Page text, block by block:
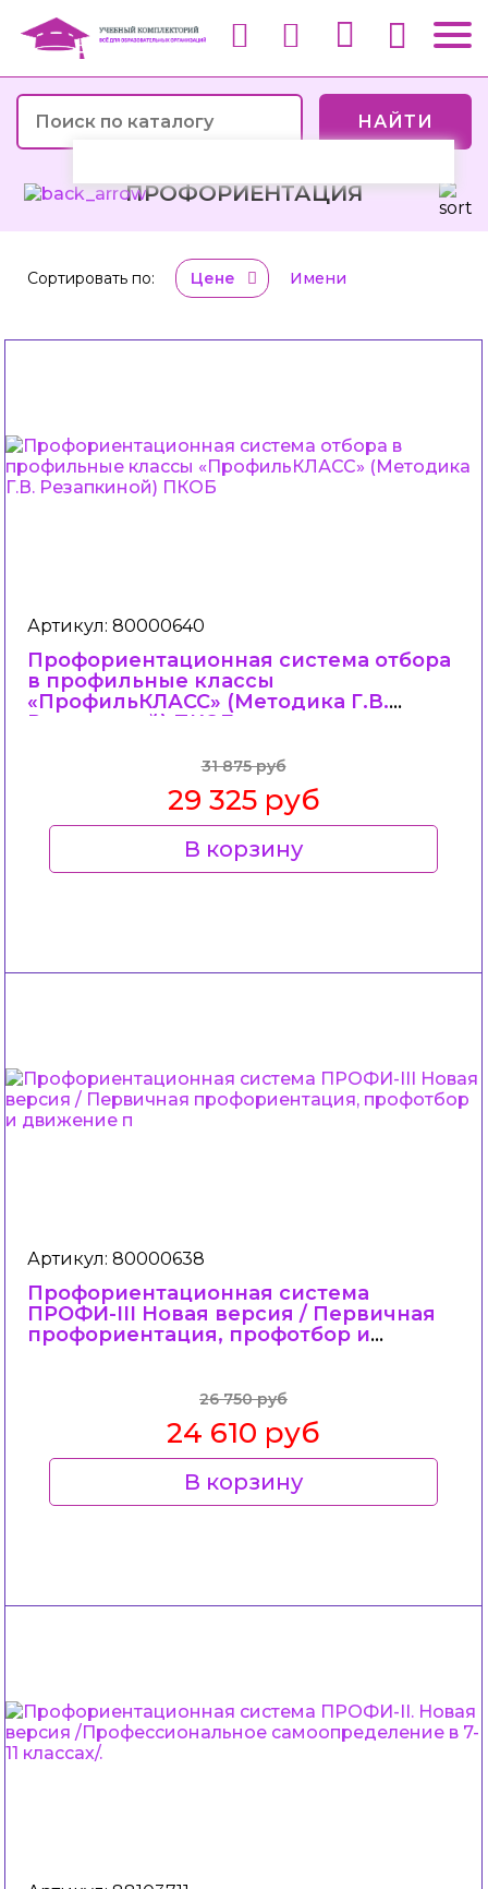
НАЙТИ
ПРОФОРИЕНТАЦИЯ
Сортировать по: Цене Имени
Артикул: 80000640
Профориентационная система отбора
в профильные классы
«ПрофильКЛАСС» (Методика Г.В.
Резапкиной) ПКОБ
31 875 руб
29 325 руб
В корзину
Артикул: 80000638
Профориентационная система
ПРОФИ-III Новая версия / Первичная
профориентация, профотбор и
26 750 руб
24 610 руб
В корзину